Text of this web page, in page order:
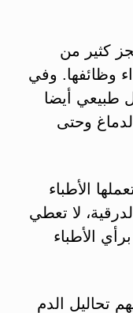
كثير من
وظائفها. وفي
طبيعي أيضا
وحتى
الأطباء
لا تعطي
الأطباء
تحاليل الدم